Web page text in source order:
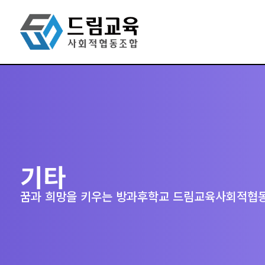
기타
꿈과 희망을 키우는 방과후학교 드림교육사회적협